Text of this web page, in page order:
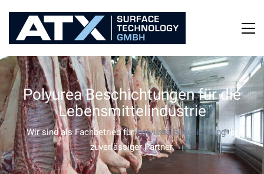
Polyurea Beschichtungen für die
Lebensmittelindustrie
Wir sind als Fachbetrieb fürPolyurea BeschichtungIhr
zuverlässiger Partner.